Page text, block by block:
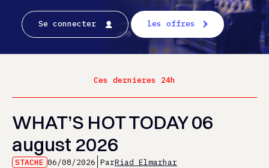
Se connecter les offres
Ces dernieres 24h
WHAT’S HOT TODAY 06
august 2026
STACHE 06/08/2026 ParRiad Elmarhar